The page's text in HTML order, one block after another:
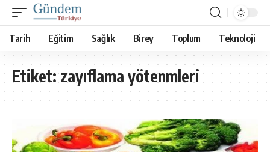
Tarih Eğitim Sağlık Birey Toplum Teknoloji
Etiket:zayıflama yötenmleri